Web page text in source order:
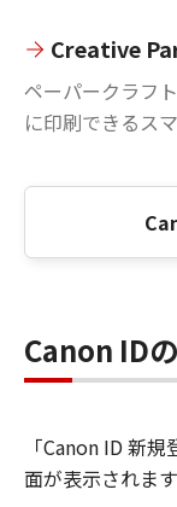
Creative
ペーパークラフ
に印刷できるス
Canon ID
「Canon ID 新
面が表示されます